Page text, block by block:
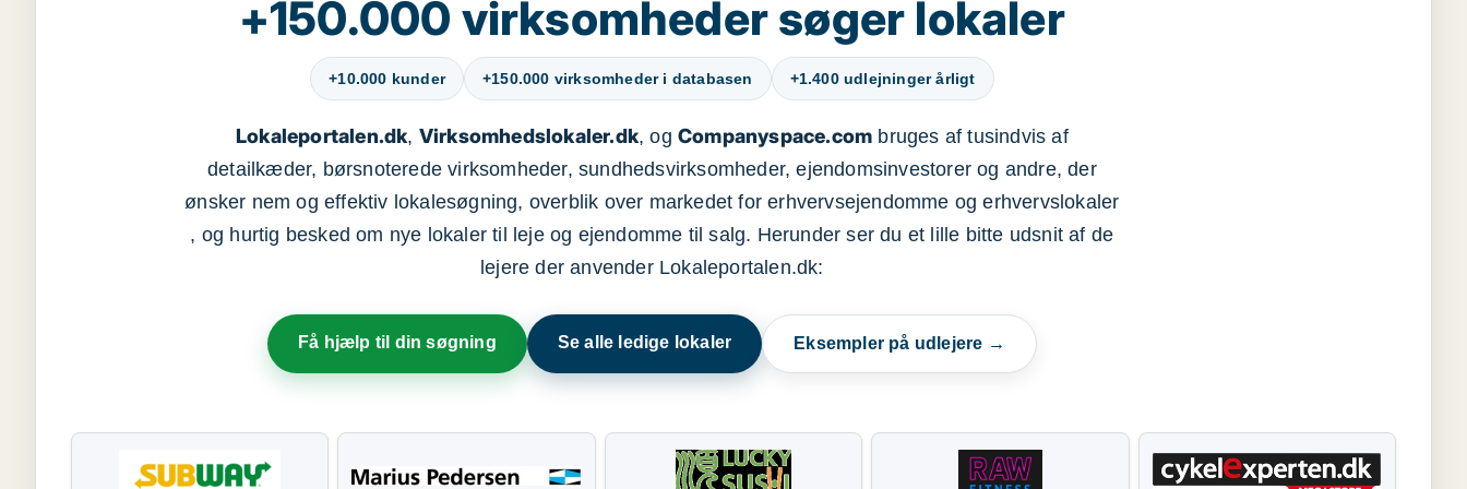
+150.000 virksomheder søger lokaler
+10.000 kunder +150.000 virksomheder i databasen +1.400 udlejninger årligt
Lokaleportalen.dk, Virksomhedslokaler.dk, og Companyspace.com bruges af tusindvis af
detailkæder, børsnoterede virksomheder, sundhedsvirksomheder, ejendomsinvestorer og andre, der
ønsker nem og effektiv lokalesøgning, overblik over markedet for erhvervsejendomme og erhvervslokaler
, og hurtig besked om nye lokaler til leje og ejendomme til salg. Herunder ser du et lille bitte udsnit af de
lejere der anvender Lokaleportalen.dk:
Få hjælp til din søgning Se alle ledige lokaler Eksempler på udlejere →